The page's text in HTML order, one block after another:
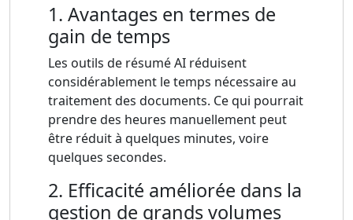
1. Avantages en termes de
gain de temps
Les outils de résumé AI réduisent
considérablement le temps nécessaire au
traitement des documents. Ce qui pourrait
prendre des heures manuellement peut
être réduit à quelques minutes, voire
quelques secondes.
2. Efficacité améliorée dans la
gestion de grands volumes